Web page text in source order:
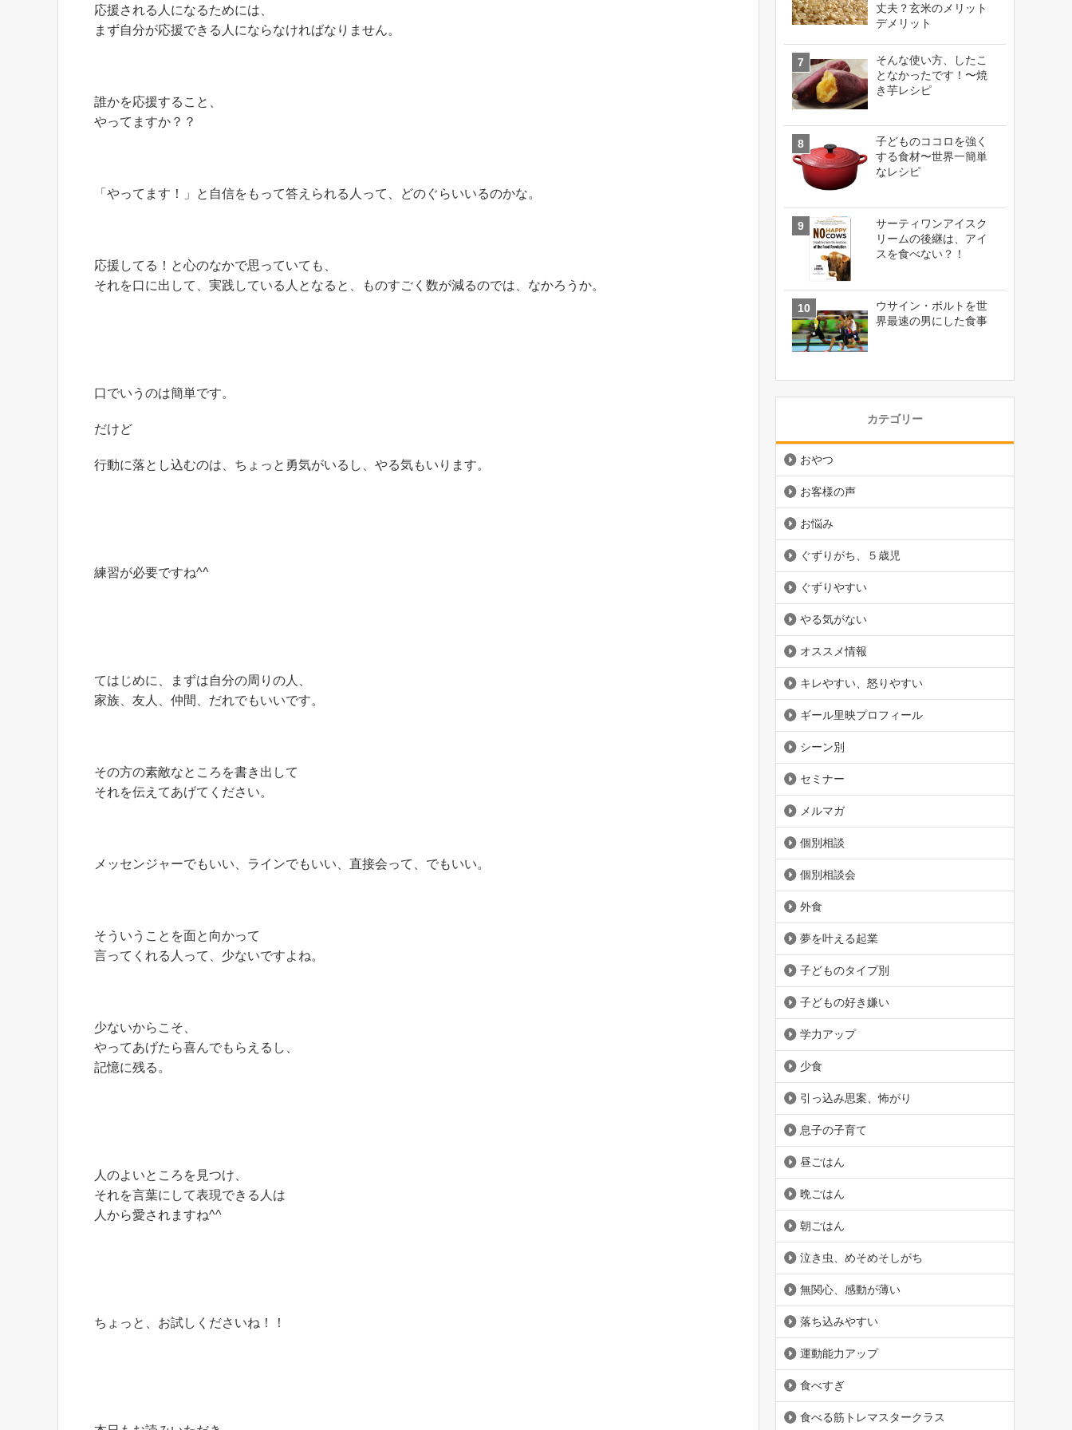
応援される人になるためには、
まず自分が応援できる人にならなければなりません。
誰かを応援すること、
やってますか？？
「やってます！」と自信をもって答えられる人って、どのぐらいいるのかな。
応援してる！と心のなかで思っていても、
それを口に出して、実践している人となると、ものすごく数が減るのでは、なかろうか。
口でいうのは簡単です。
だけど
行動に落とし込むのは、ちょっと勇気がいるし、やる気もいります。
練習が必要ですね^^
てはじめに、まずは自分の周りの人、
家族、友人、仲間、だれでもいいです。
その方の素敵なところを書き出して
それを伝えてあげてください。
メッセンジャーでもいい、ラインでもいい、直接会って、でもいい。
そういうことを面と向かって
言ってくれる人って、少ないですよね。
少ないからこそ、
やってあげたら喜んでもらえるし、
記憶に残る。
人のよいところを見つけ、
それを言葉にして表現できる人は
人から愛されますね^^
ちょっと、お試しくださいね！！
丈夫？玄米のメリット
デメリット
そんな使い方、したこ
となかったです！〜焼
き芋レシピ
子どものココロを強く
する食材〜世界一簡単
なレシピ
サーティワンアイスク
リームの後継は、アイ
スを食べない？！
ウサイン・ボルトを世
界最速の男にした食事
カテゴリー
おやつ
お客様の声
お悩み
ぐずりがち、５歳児
ぐずりやすい
やる気がない
オススメ情報
キレやすい、怒りやすい
ギール里映プロフィール
シーン別
セミナー
メルマガ
個別相談
個別相談会
外食
夢を叶える起業
子どものタイプ別
子どもの好き嫌い
学力アップ
少食
引っ込み思案、怖がり
息子の子育て
昼ごはん
晩ごはん
朝ごはん
泣き虫、めそめそしがち
無関心、感動が薄い
落ち込みやすい
運動能力アップ
食べすぎ
食べる筋トレマスタークラス